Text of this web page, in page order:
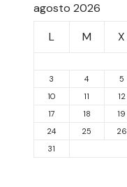
agosto 2026
L
M X
3
4 5
10
11 12
17
18 19
24
25 26
31